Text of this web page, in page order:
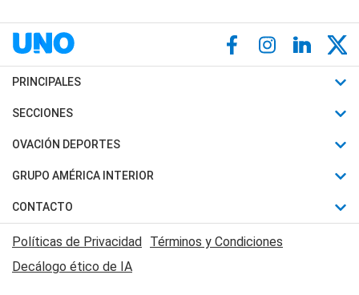
PRINCIPALES
Últimas Noticias
Política
Judiciales
Economia
SECCIONES
Horóscopo
Motores
Trucos caseros
Series y Películas
Edictos y Solicitadas
OVACIÓN DEPORTES
Fútbol
Mundial
Automovilismo
Rugby
GRUPO AMÉRICA INTERIOR
Canal 7 en Vivo
CONTACTO
Acerca de Nosotros
Contactanos
Políticas de Privacidad Términos y Condiciones
Decálogo ético de IA